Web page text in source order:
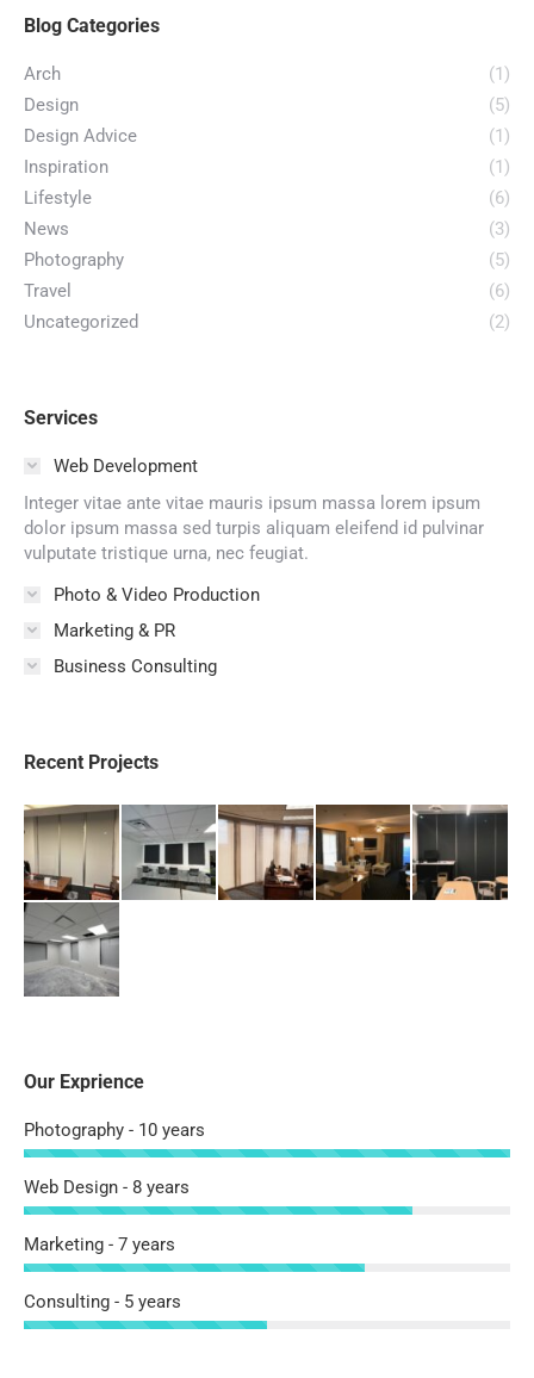
Blog Categories
Arch
(1)
Design
(5)
Design Advice
(1)
Inspiration
(1)
Lifestyle
(6)
News
(3)
Photography
(5)
Travel
(6)
Uncategorized
(2)
Services
Web Development
Integer vitae ante vitae mauris ipsum massa lorem ipsum
dolor ipsum massa sed turpis aliquam eleifend id pulvinar
vulputate tristique urna, nec feugiat.
Photo & Video Production
Marketing & PR
Business Consulting
Recent Projects
Our Exprience
Photography - 10 years
Web Design - 8 years
Marketing - 7 years
Consulting - 5 years